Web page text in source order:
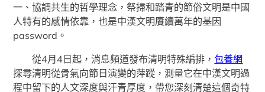
一、協調共生的哲學理念，祭掃和踏青的節俗文明是中國
人特有的感情依靠，也是中漢文明賡續萬年的基因
password。
從4月4日起，消息頻道發布清明特殊編排，包養網
探尋清明從骨氣向節日演變的萍蹤，測量它在中漢文明過
程中留下的人文深度與汗青厚度，帶您深刻清楚這個奇特